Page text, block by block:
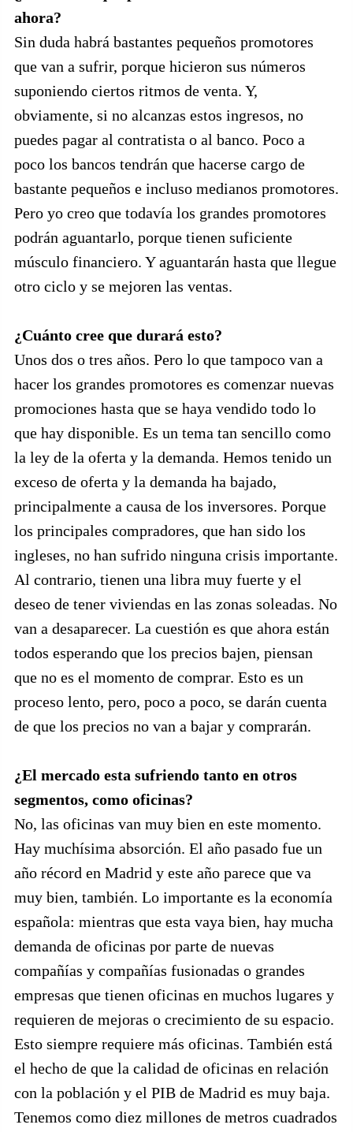
ahora?
Sin duda habrá bastantes pequeños promotores
que van a sufrir, porque hicieron sus números
suponiendo ciertos ritmos de venta. Y,
obviamente, si no alcanzas estos ingresos, no
puedes pagar al contratista o al banco. Poco a
poco los bancos tendrán que hacerse cargo de
bastante pequeños e incluso medianos promotores.
Pero yo creo que todavía los grandes promotores
podrán aguantarlo, porque tienen suficiente
músculo financiero. Y aguantarán hasta que llegue
otro ciclo y se mejoren las ventas.
¿Cuánto cree que durará esto?
Unos dos o tres años. Pero lo que tampoco van a
hacer los grandes promotores es comenzar nuevas
promociones hasta que se haya vendido todo lo
que hay disponible. Es un tema tan sencillo como
la ley de la oferta y la demanda. Hemos tenido un
exceso de oferta y la demanda ha bajado,
principalmente a causa de los inversores. Porque
los principales compradores, que han sido los
ingleses, no han sufrido ninguna crisis importante.
Al contrario, tienen una libra muy fuerte y el
deseo de tener viviendas en las zonas soleadas. No
van a desaparecer. La cuestión es que ahora están
todos esperando que los precios bajen, piensan
que no es el momento de comprar. Esto es un
proceso lento, pero, poco a poco, se darán cuenta
de que los precios no van a bajar y comprarán.
¿El mercado esta sufriendo tanto en otros
segmentos, como oficinas?
No, las oficinas van muy bien en este momento.
Hay muchísima absorción. El año pasado fue un
año récord en Madrid y este año parece que va
muy bien, también. Lo importante es la economía
española: mientras que esta vaya bien, hay mucha
demanda de oficinas por parte de nuevas
compañías y compañías fusionadas o grandes
empresas que tienen oficinas en muchos lugares y
requieren de mejoras o crecimiento de su espacio.
Esto siempre requiere más oficinas. También está
el hecho de que la calidad de oficinas en relación
con la población y el PIB de Madrid es muy baja.
Tenemos como diez millones de metros cuadrados